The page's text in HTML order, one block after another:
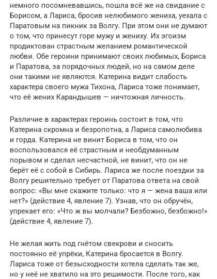
немного посомневавшись, пошла всё же на свидание с
Борисом, а Лариса, бросив нелюбимого жениха, уехала с
Паратовым на пикник за Волгу. При этом они не думают
о том, что принесут горе мужу и жениху. Их эгоизм
продиктован страстным желанием романтической
любви. Обе героини принимают своих любимых, Бориса
и Паратова, за порядочных людей, но на самом деле
они такими не являются. Катерина видит слабость
характера своего мужа Тихона, Лариса тоже понимает,
что её жених Карандышев — ничтожная личность.
Различие в характерах героинь состоит в том, что
Катерина скромна и безропотна, а Лариса самолюбива
и горда. Катерина не винит Бориса в том, что он
воспользовался её страстным и необдуманным
порывом и сделал несчастной, не винит, что он не
берёт её с собой в Сибирь. Лариса же после поездки за
Волгу решительно требует от Паратова ответа на свой
вопрос: «Вы мне скажите только: что я — жена ваша или
нет?» (действие 4, явление 7). Узнав, что он обручён,
упрекает его: «Что ж вы молчали? Безбожно, безбожно!»
(действие 4, явление 7).
Не желая жить под гнётом свекрови и сносить
постоянно её упрёки, Катерина бросается в Волгу.
Лариса тоже от безысходности хотела сделать так же,
но у неё не хватило на это решимости. После того, как